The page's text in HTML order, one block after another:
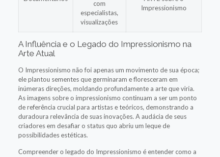
com
especialistas,
visualizações
Impressionismo
A Influência e o Legado do Impressionismo na
Arte Atual
O Impressionismo não foi apenas um movimento de sua época;
ele plantou sementes que germinaram e floresceram em
inúmeras direções, moldando profundamente a arte que viria.
As imagens sobre o impressionismo continuam a ser um ponto
de referência crucial para artistas e teóricos, demonstrando a
duradoura relevância de suas inovações. A audácia de seus
criadores em desafiar o status quo abriu um leque de
possibilidades estéticas.
Compreender o legado do Impressionismo é entender como a